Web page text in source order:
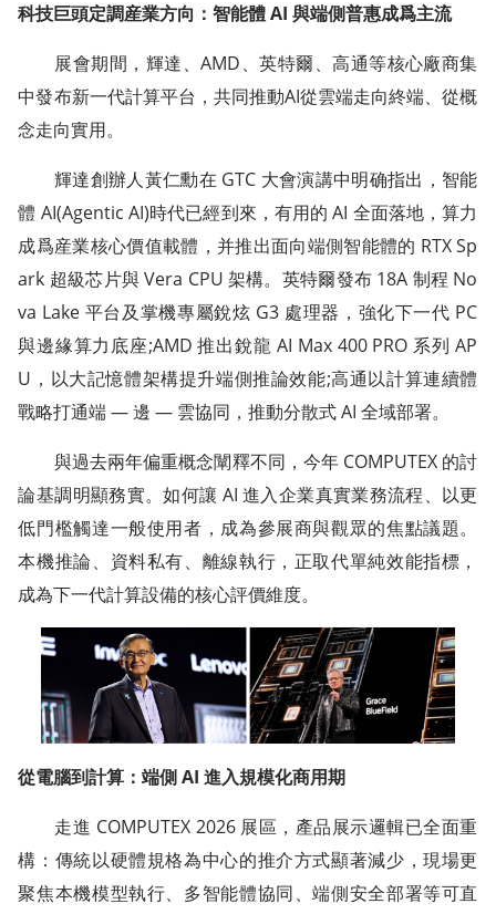
科技巨頭定調産業方向：智能體 AI 與端側普惠成爲主流
展會期間，輝達、AMD、英特爾、高通等核心廠商集
中發布新一代計算平台，共同推動AI從雲端走向終端、從概
念走向實用。
輝達創辦人黃仁勳在 GTC 大會演講中明确指出，智能
體 AI(Agentic AI)時代已經到來，有用的 AI 全面落地，算力
成爲産業核心價值載體，并推出面向端側智能體的 RTX Sp
ark 超級芯片與 Vera CPU 架構。英特爾發布 18A 制程 No
va Lake 平台及掌機專屬銳炫 G3 處理器，強化下一代 PC
與邊緣算力底座;AMD 推出銳龍 AI Max 400 PRO 系列 AP
U，以大記憶體架構提升端側推論效能;高通以計算連續體
戰略打通端 — 邊 — 雲協同，推動分散式 AI 全域部署。
與過去兩年偏重概念闡釋不同，今年 COMPUTEX 的討
論基調明顯務實。如何讓 AI 進入企業真實業務流程、以更
低門檻觸達一般使用者，成為參展商與觀眾的焦點議題。
本機推論、資料私有、離線執行，正取代單純效能指標，
成為下一代計算設備的核心評價維度。
從電腦到計算：端側 AI 進入規模化商用期
走進 COMPUTEX 2026 展區，產品展示邏輯已全面重
構：傳統以硬體規格為中心的推介方式顯著減少，現場更
聚焦本機模型執行、多智能體協同、端側安全部署等可直